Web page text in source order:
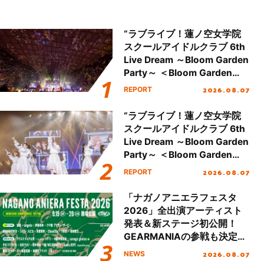
“ラブライブ！蓮ノ空女学院
スクールアイドルクラブ 6th
Live Dream ～Bloom Garden
Party～ ＜Bloom Garden
Party Stage／埼玉公演＞”
REPORT 2026.08.07
“ラブライブ！蓮ノ空女学院
スクールアイドルクラブ 6th
Live Dream ～Bloom Garden
Party～ ＜Bloom Garden
Party Stage／埼玉公演＞”
REPORT 2026.08.07
「ナガノアニエラフェスタ
2026」全出演アーティスト
発表＆新ステージ初公開！
GEARMANIAの参戦も決定
し、初となる第3ステージの
NEWS 2026.08.07